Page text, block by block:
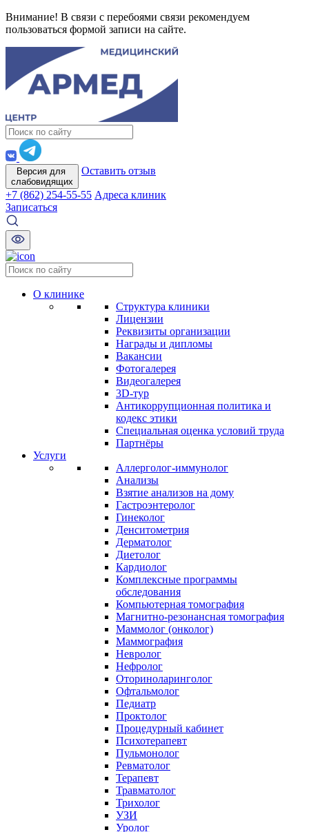
Внимание! В связи с перебоями связи рекомендуем
пользоваться формой записи на сайте.
Версия для
слабовидящих
Оставить отзыв
+7 (862) 254-55-55 Адреса клиник
Записаться
О клинике
Структура клиники
Лицензии
Реквизиты организации
Награды и дипломы
Вакансии
Фотогалерея
Видеогалерея
3D-тур
Антикоррупционная политика и
кодекс этики
Специальная оценка условий труда
Партнёры
Услуги
Аллерголог-иммунолог
Анализы
Взятие анализов на дому
Гастроэнтеролог
Гинеколог
Денситометрия
Дерматолог
Диетолог
Кардиолог
Комплексные программы
обследования
Компьютерная томография
Магнитно-резонансная томография
Маммолог (онколог)
Маммография
Невролог
Нефролог
Оториноларинголог
Офтальмолог
Педиатр
Проктолог
Процедурный кабинет
Психотерапевт
Пульмонолог
Ревматолог
Терапевт
Травматолог
Трихолог
УЗИ
Уролог